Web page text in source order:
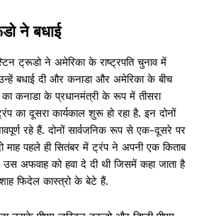
ने बधाई
ट्रूडो ने अमेरिका के राष्ट्रपति चुनाव में
बधाई दी और कनाडा और अमेरिका के बीच
का कनाडा के प्रधानमंत्री के रूप में तीसरा
का दूसरा कार्यकाल शुरू हो रहा है. इन दोनों
रहे हैं. दोनों सार्वजनिक रूप से एक-दूसरे पर
माह पहले ही सितंबर में ट्रंप ने अपनी एक किताब
अफवाह को हवा दे दी थी जिसमें कहा जाता है
फिदेल कास्त्रो के बेटे हैं.